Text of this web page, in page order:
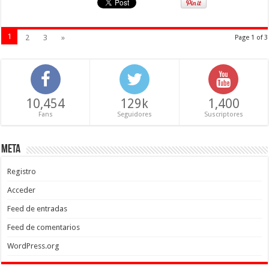
Page 1 of 3
1 2 3 »
10,454
Fans
129k
Seguidores
1,400
Suscriptores
Meta
Registro
Acceder
Feed de entradas
Feed de comentarios
WordPress.org